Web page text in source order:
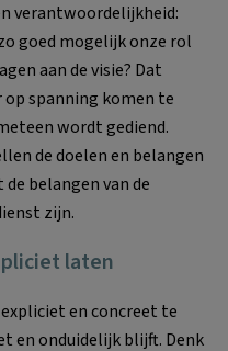
verantwoordelijkheid:
goed mogelijk onze rol
aan de visie? Dat
spanning komen te
wordt gediend.
de doelen en belangen
belangen van de
zijn.
laten
en concreet te
en onduidelijk blijft. Denk